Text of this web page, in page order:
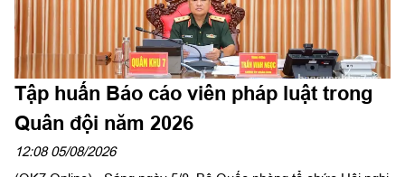
Tập huấn Báo cáo viên pháp luật trong
Quân đội năm 2026
12:08 05/08/2026